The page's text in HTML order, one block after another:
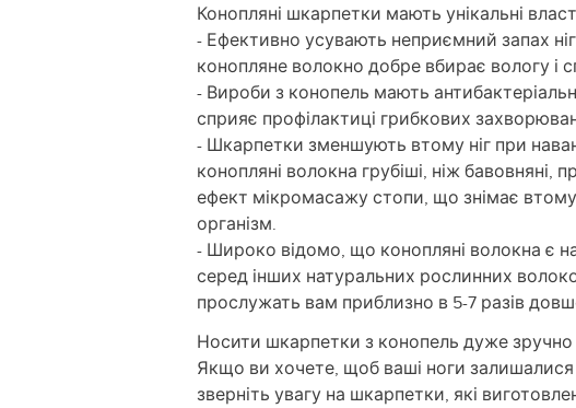
Конопляні шкарпетки мають унікальні
- Ефективно усувають неприємний запах
конопляне волокно добре вбирає вологу і
- Вироби з конопель мають
сприяє профілактиці грибкових
- Шкарпетки зменшують втому ніг при
конопляні волокна грубіші, ніж бавовняні,
ефект мікромасажу стопи, що знімає
організм.
- Широко відомо, що конопляні волокна є
серед інших натуральних рослинних
прослужать вам приблизно в 5-7 разів
Носити шкарпетки з конопель дуже
Якщо ви хочете, щоб ваші ноги
зверніть увагу на шкарпетки, які